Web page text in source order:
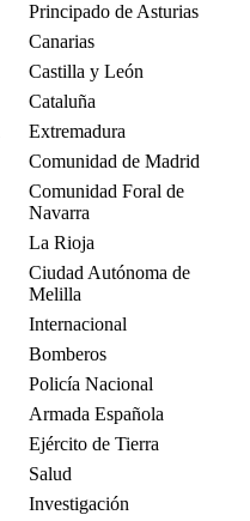
Principado de Asturias
Canarias
Castilla y León
Cataluña
Extremadura
Comunidad de Madrid
Comunidad Foral de
Navarra
La Rioja
Ciudad Autónoma de
Melilla
Internacional
Bomberos
Policía Nacional
Armada Española
Ejército de Tierra
Salud
Investigación